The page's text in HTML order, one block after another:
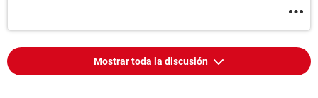
Mostrar toda la discusión